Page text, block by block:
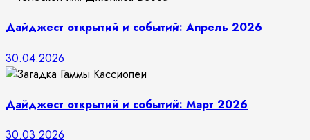
Дайджест открытий и событий: Апрель 2026
30.04.2026
Дайджест открытий и событий: Март 2026
30.03.2026